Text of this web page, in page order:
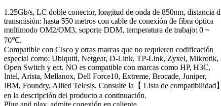
1.25Gb/s, LC doble conector, longitud de onda de 850nm, distancia
transmisión: hasta 550 metros con cable de conexión de fibra óptica
multimodo OM2/OM3, soporte DDM, temperatura de trabajo: 0 ~
70℃.
Compatible con Cisco y otras marcas que no requieren codificación
especial como: Ubiquiti, Netgear, D-Link, TP-Link, Zyxel, Mikrotik,
Open Switch y ect. NO es compatible con marcas como HP, H3C,
Intel, Arista, Mellanox, Dell Force10, Extreme, Brocade, Juniper,
IBM, Foundry, Allied Telesis. Consulte la【 Lista de compatibilidad
en la descripción del producto a continuación.
Plug and play, admite conexión en caliente.